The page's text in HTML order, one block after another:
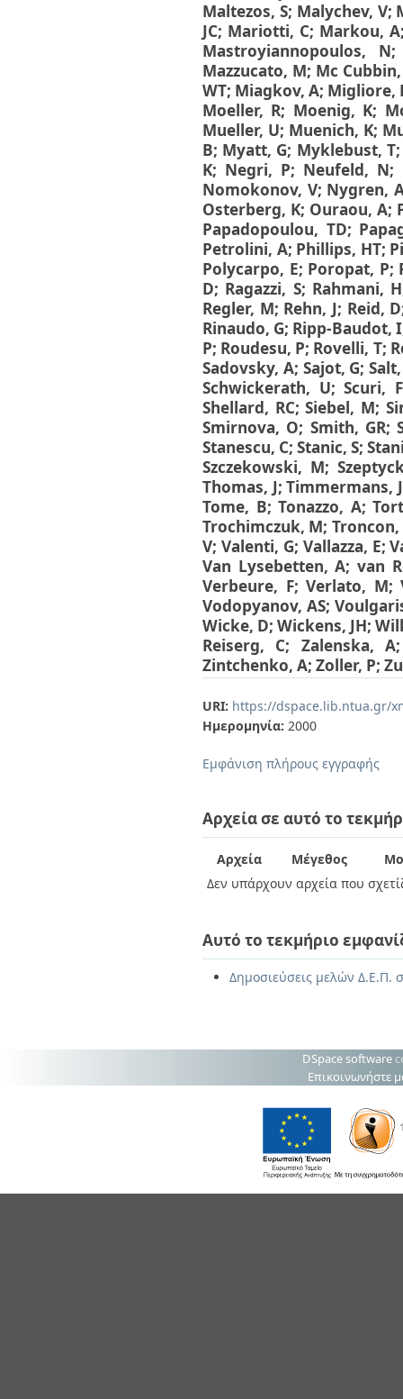
Maltezos, S; Malychev, V;
JC; Mariotti, C; Markou, A
Mastroyiannopoulos, N
Mazzucato, M; Mc
WT; Miagkov, A; Migliore,
Moeller, R; Moenig, K;
Mueller, U; Muenich, K;
B; Myatt, G; Myklebust, T
K; Negri, P; Neufeld, N;
Nomokonov, V; Nygren,
Osterberg, K; Ouraou, A;
Papadopoulou, TD;
Petrolini, A; Phillips, HT;
Polycarpo, E; Poropat, P;
D; Ragazzi, S; Rahmani, H
Regler, M; Rehn, J; Reid, D
Rinaudo, G; Ripp-Baudot, I
P; Roudesu, P; Rovelli, T;
Sadovsky, A; Sajot, G;Salt,
Schwickerath, U;Scuri, F
Shellard, RC;Siebel, M;
Smirnova, O; Smith, GR;
Stanescu, C; Stanic, S;
Szczekowski, M;
Thomas, J;Timmermans, J
Tome, B;Tonazzo, A;
Trochimczuk, M; Troncon,
V; Valenti, G; Vallazza, E;
Van Lysebetten, A; van
Verbeure, F;Verlato, M;
Vodopyanov, AS;
Wicke, D;Wickens, JH;
Reiserg, C; Zalenska, A
Zintchenko, A; Zoller, P;
URI: https://dspace.lib.ntua.gr/
Ημερομηνία: 2000
Εμφάνιση πλήρους εγγραφής
Αρχεία σε αυτό το
Αρχεία Μέγεθος
Δεν υπάρχουν αρχεία που
Αυτό το τεκμήριο
Δημοσιεύσεις μελών Δ.Ε.Π.
DSpace software
Επικοινωνήστε